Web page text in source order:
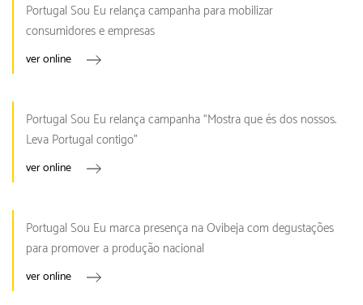
Portugal Sou Eu relança campanha para mobilizar
consumidores e empresas
ver online
Portugal Sou Eu relança campanha “Mostra que és dos nossos.
Leva Portugal contigo”
ver online
Portugal Sou Eu marca presença na Ovibeja com degustações
para promover a produção nacional
ver online